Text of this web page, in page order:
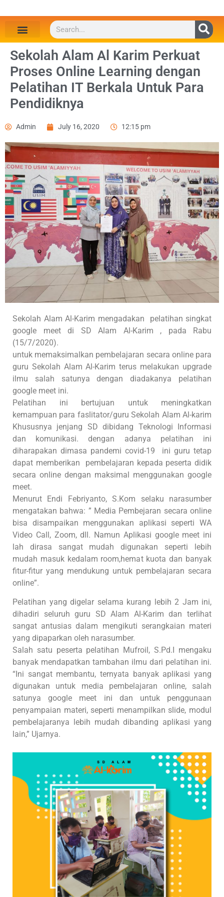
Sekolah Alam Al Karim Perkuat
Proses Online Learning dengan
Pelatihan IT Berkala Untuk Para
Pendidiknya
Admin July 16, 2020 12:15 pm
Sekolah Alam Al-Karim mengadakan pelatihan singkat
google meet di SD Alam Al-Karim , pada Rabu
(15/7/2020).
untuk memaksimalkan pembelajaran secara online para
guru Sekolah Alam Al-Karim terus melakukan upgrade
ilmu salah satunya dengan diadakanya pelatihan
google meet ini.
Pelatihan ini bertujuan untuk meningkatkan
kemampuan para faslitator/guru Sekolah Alam Al-karim
Khususnya jenjang SD dibidang Teknologi Informasi
dan komunikasi. dengan adanya pelatihan ini
diharapakan dimasa pandemi covid-19 ini guru tetap
dapat memberikan pembelajaran kepada peserta didik
secara online dengan maksimal menggunakan google
meet.
Menurut Endi Febriyanto, S.Kom selaku narasumber
mengatakan bahwa: ” Media Pembejaran secara online
bisa disampaikan menggunakan aplikasi seperti WA
Video Call, Zoom, dll. Namun Aplikasi google meet ini
lah dirasa sangat mudah digunakan seperti lebih
mudah masuk kedalam room,hemat kuota dan banyak
fitur-fitur yang mendukung untuk pembelajaran secara
online”.
Pelatihan yang digelar selama kurang lebih 2 Jam ini,
dihadiri seluruh guru SD Alam Al-Karim dan terlihat
sangat antusias dalam mengikuti serangkaian materi
yang dipaparkan oleh narasumber.
Salah satu peserta pelatihan Mufroil, S.Pd.I mengaku
banyak mendapatkan tambahan ilmu dari pelatihan ini.
“Ini sangat membantu, ternyata banyak aplikasi yang
digunakan untuk media pembelajaran online, salah
satunya google meet ini dan untuk penggunaan
penyampaian materi, seperti menampilkan slide, modul
pembelajaranya lebih mudah dibanding aplikasi yang
lain,” Ujarnya.